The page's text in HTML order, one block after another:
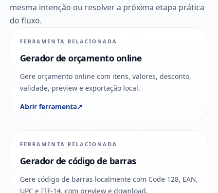
mesma intenção ou resolver a próxima etapa prática
do fluxo.
FERRAMENTA RELACIONADA
Gerador de orçamento online
Gere orçamento online com itens, valores, desconto,
validade, preview e exportação local.
Abrir ferramenta↗
FERRAMENTA RELACIONADA
Gerador de código de barras
Gere código de barras localmente com Code 128, EAN,
UPC e ITF-14, com preview e download.